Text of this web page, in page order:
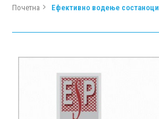
Почетна Ефективно водење состаноци